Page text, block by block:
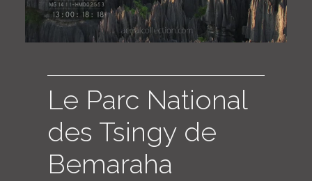
COLLECTIONS
LOGIN
ENGLISH
Le Parc National
des Tsingy de
Bemaraha